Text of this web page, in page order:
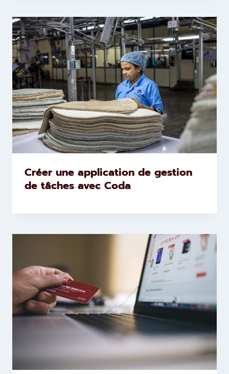
Créer une application de gestion
de tâches avec Coda